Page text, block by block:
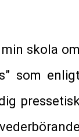
skola
som